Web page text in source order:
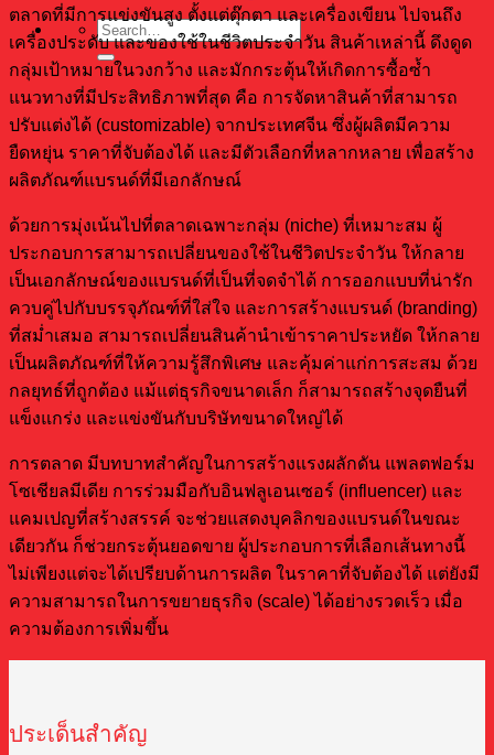
ตลาดที่มีการแข่งขันสูง ตั้งแต่ตุ๊กตา และเครื่องเขียน ไปจนถึง
เครื่องประดับ และของใช้ในชีวิตประจำวัน สินค้าเหล่านี้ ดึงดูด
กลุ่มเป้าหมายในวงกว้าง และมักกระตุ้นให้เกิดการซื้อซ้ำ
แนวทางที่มีประสิทธิภาพที่สุด คือ การจัดหาสินค้าที่สามารถ
ปรับแต่งได้ (customizable) จากประเทศจีน ซึ่งผู้ผลิตมีความ
ยืดหยุ่น ราคาที่จับต้องได้ และมีตัวเลือกที่หลากหลาย เพื่อสร้าง
ผลิตภัณฑ์แบรนด์ที่มีเอกลักษณ์
ด้วยการมุ่งเน้นไปที่ตลาดเฉพาะกลุ่ม (niche) ที่เหมาะสม ผู้
ประกอบการสามารถเปลี่ยนของใช้ในชีวิตประจำวัน ให้กลาย
เป็นเอกลักษณ์ของแบรนด์ที่เป็นที่จดจำได้ การออกแบบที่น่ารัก
ควบคู่ไปกับบรรจุภัณฑ์ที่ใส่ใจ และการสร้างแบรนด์ (branding)
ที่สม่ำเสมอ สามารถเปลี่ยนสินค้านำเข้าราคาประหยัด ให้กลาย
เป็นผลิตภัณฑ์ที่ให้ความรู้สึกพิเศษ และคุ้มค่าแก่การสะสม ด้วย
กลยุทธ์ที่ถูกต้อง แม้แต่ธุรกิจขนาดเล็ก ก็สามารถสร้างจุดยืนที่
แข็งแกร่ง และแข่งขันกับบริษัทขนาดใหญ่ได้
การตลาด มีบทบาทสำคัญในการสร้างแรงผลักดัน แพลตฟอร์ม
โซเชียลมีเดีย การร่วมมือกับอินฟลูเอนเซอร์ (influencer) และ
แคมเปญที่สร้างสรรค์ จะช่วยแสดงบุคลิกของแบรนด์ในขณะ
เดียวกัน ก็ช่วยกระตุ้นยอดขาย ผู้ประกอบการที่เลือกเส้นทางนี้
ไม่เพียงแต่จะได้เปรียบด้านการผลิต ในราคาที่จับต้องได้ แต่ยังมี
ความสามารถในการขยายธุรกิจ (scale) ได้อย่างรวดเร็ว เมื่อ
ความต้องการเพิ่มขึ้น
ประเด็นสำคัญ